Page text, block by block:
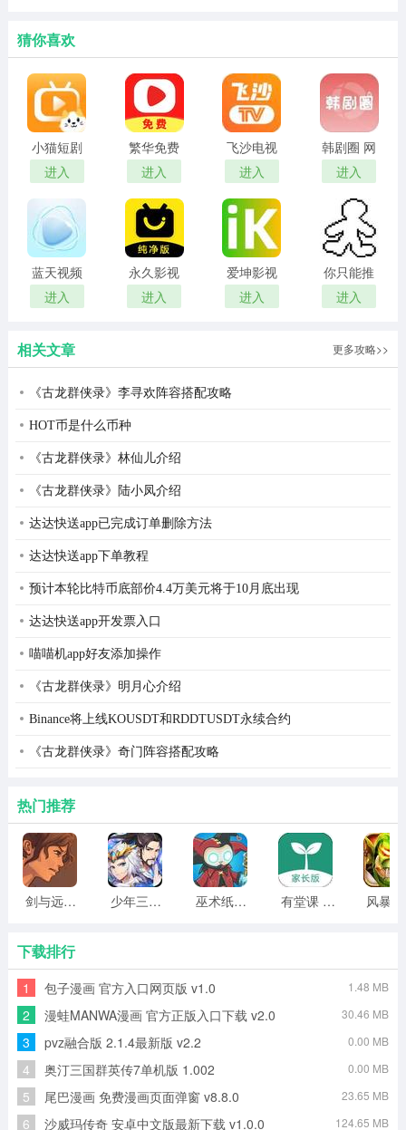
装
2026最新
版
猜你喜欢
小猫短剧
红包版
进入
繁华免费
短剧 在线
观看
进入
飞沙电视
tv官网版
进入
韩剧圈 网
页版
进入
蓝天视频
免费无广
告追剧
进入
永久影视
电视版
进入
爱坤影视
官网入口
进入
你只能推
搡
进入
相关文章 更多攻略>>
《古龙群侠录》李寻欢阵容搭配攻略
HOT币是什么币种
《古龙群侠录》林仙儿介绍
《古龙群侠录》陆小凤介绍
达达快送app已完成订单删除方法
达达快送app下单教程
预计本轮比特币底部价4.4万美元将于10月底出现
达达快送app开发票入口
喵喵机app好友添加操作
《古龙群侠录》明月心介绍
Binance将上线KOUSDT和RDDTUSDT永续合约
《古龙群侠录》奇门阵容搭配攻略
热门推荐
剑与远行人全角色版 vv1.14 少年三国志2无限元宝版最新版 vv5.3.9 巫术纸牌游戏 vv1.1.14 有堂课 v1.2.2
下载排行
1 包子漫画 官方入口网页版 v1.0 1.48 MB
2 漫蛙MANWA漫画 官方正版入口下载 v2.0 30.46 MB
3 pvz融合版 2.1.4最新版 v2.2 0.00 MB
4 奥汀三国群英传7单机版 1.002 0.00 MB
5 尾巴漫画 免费漫画页面弹窗 v8.8.0 23.65 MB
6 沙威玛传奇 安卓中文版最新下载 v1.0.0 124.65 MB